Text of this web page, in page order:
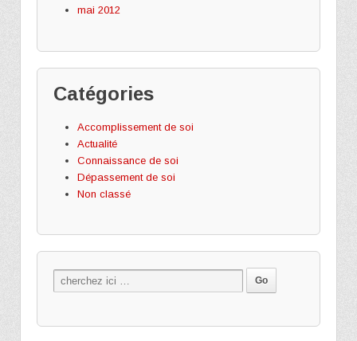
mai 2012
Catégories
Accomplissement de soi
Actualité
Connaissance de soi
Dépassement de soi
Non classé